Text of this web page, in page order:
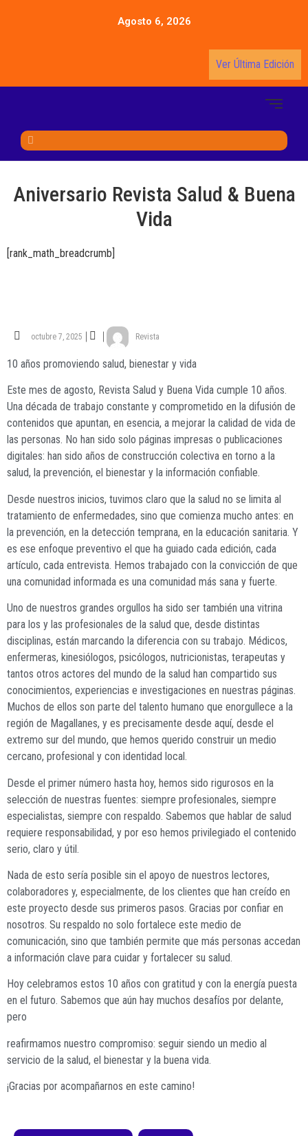
Agosto 6, 2026
Ver Última Edición
Aniversario Revista Salud & Buena
Vida
[rank_math_breadcrumb]
octubre 7, 2025 Revista
10 años promoviendo salud, bienestar y vida
Este mes de agosto, Revista Salud y Buena Vida cumple 10 años.
Una década de trabajo constante y comprometido en la difusión de
contenidos que apuntan, en esencia, a mejorar la calidad de vida de
las personas. No han sido solo páginas impresas o publicaciones
digitales: han sido años de construcción colectiva en torno a la
salud, la prevención, el bienestar y la información confiable.
Desde nuestros inicios, tuvimos claro que la salud no se limita al
tratamiento de enfermedades, sino que comienza mucho antes: en
la prevención, en la detección temprana, en la educación sanitaria. Y
es ese enfoque preventivo el que ha guiado cada edición, cada
artículo, cada entrevista. Hemos trabajado con la convicción de que
una comunidad informada es una comunidad más sana y fuerte.
Uno de nuestros grandes orgullos ha sido ser también una vitrina
para los y las profesionales de la salud que, desde distintas
disciplinas, están marcando la diferencia con su trabajo. Médicos,
enfermeras, kinesiólogos, psicólogos, nutricionistas, terapeutas y
tantos otros actores del mundo de la salud han compartido sus
conocimientos, experiencias e investigaciones en nuestras páginas.
Muchos de ellos son parte del talento humano que enorgullece a la
región de Magallanes, y es precisamente desde aquí, desde el
extremo sur del mundo, que hemos querido construir un medio
cercano, profesional y con identidad local.
Desde el primer número hasta hoy, hemos sido rigurosos en la
selección de nuestras fuentes: siempre profesionales, siempre
especialistas, siempre con respaldo. Sabemos que hablar de salud
requiere responsabilidad, y por eso hemos privilegiado el contenido
serio, claro y útil.
Nada de esto sería posible sin el apoyo de nuestros lectores,
colaboradores y, especialmente, de los clientes que han creído en
este proyecto desde sus primeros pasos. Gracias por confiar en
nosotros. Su respaldo no solo fortalece este medio de
comunicación, sino que también permite que más personas accedan
a información clave para cuidar y fortalecer su salud.
Hoy celebramos estos 10 años con gratitud y con la energía puesta
en el futuro. Sabemos que aún hay muchos desafíos por delante,
pero
reafirmamos nuestro compromiso: seguir siendo un medio al
servicio de la salud, el bienestar y la buena vida.
¡Gracias por acompañarnos en este camino!